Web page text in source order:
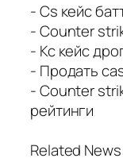
- Cs кейс
- Counter
- Кс кейс
- Продать
- Counter
рейтинги
Related